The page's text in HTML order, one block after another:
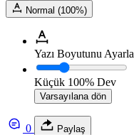
Normal (100%)
Yazı Boyutunu Ayarla
Küçük 100% Dev
Varsayılana dön
0 Paylaş